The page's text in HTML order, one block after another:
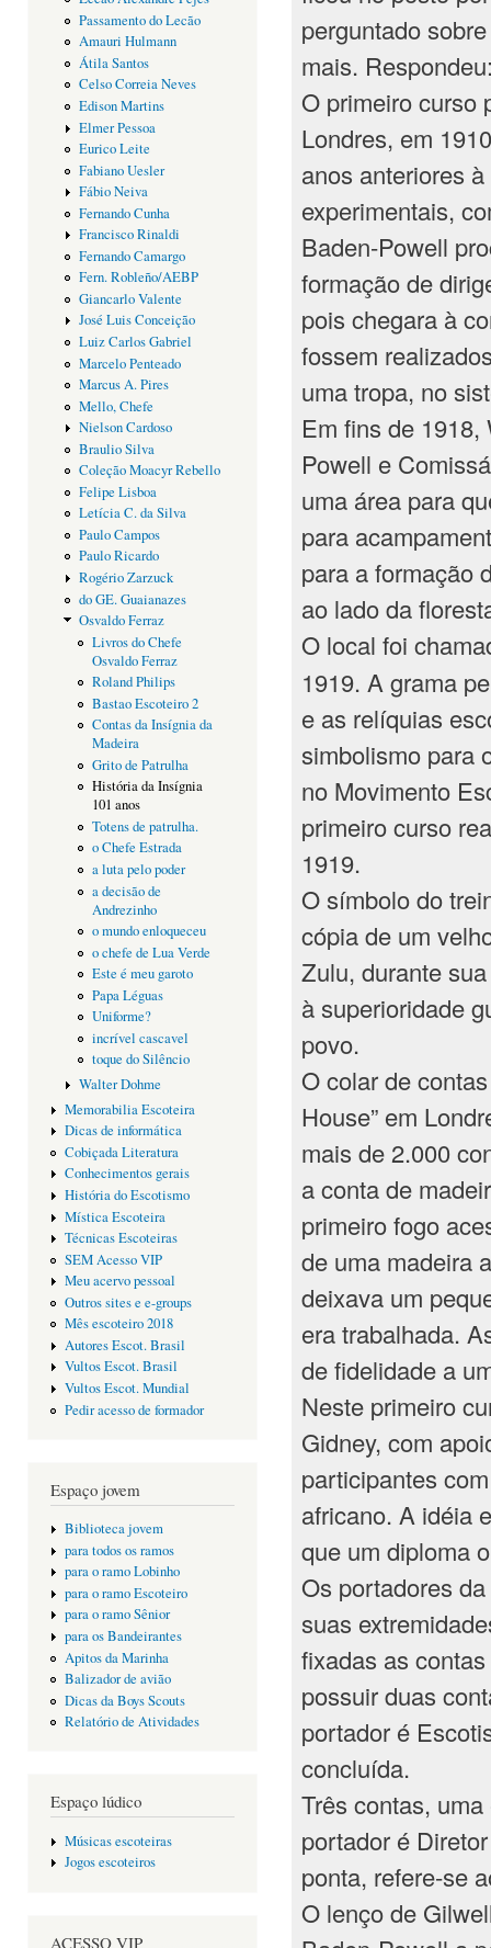
Passamento do Lecão
Amauri Hulmann
Átila Santos
Celso Correia Neves
Edison Martins
Elmer Pessoa
Eurico Leite
Fabiano Uesler
Fábio Neiva
Fernando Cunha
Francisco Rinaldi
Fernando Camargo
Fern. Robleño/AEBP
Giancarlo Valente
José Luis Conceição
Luiz Carlos Gabriel
Marcelo Penteado
Marcus A. Pires
Mello, Chefe
Nielson Cardoso
Braulio Silva
Coleção Moacyr Rebello
Felipe Lisboa
Letícia C. da Silva
Paulo Campos
Paulo Ricardo
Rogério Zarzuck
do GE. Guaianazes
Osvaldo Ferraz
Livros do Chefe
Osvaldo Ferraz
Roland Philips
Bastao Escoteiro 2
Contas da Insígnia da
Madeira
Grito de Patrulha
História da Insígnia
101 anos
Totens de patrulha.
o Chefe Estrada
a luta pelo poder
a decisão de
Andrezinho
o mundo enloqueceu
o chefe de Lua Verde
Este é meu garoto
Papa Léguas
Uniforme?
incrível cascavel
toque do Silêncio
Walter Dohme
Memorabilia Escoteira
Dicas de informática
Cobiçada Literatura
Conhecimentos gerais
História do Escotismo
Mística Escoteira
Técnicas Escoteiras
SEM Acesso VIP
Meu acervo pessoal
Outros sites e e-groups
Mês escoteiro 2018
Autores Escot. Brasil
Vultos Escot. Brasil
Vultos Escot. Mundial
Pedir acesso de formador
Espaço jovem
Biblioteca jovem
para todos os ramos
para o ramo Lobinho
para o ramo Escoteiro
para o ramo Sênior
para os Bandeirantes
Apitos da Marinha
Balizador de avião
Dicas da Boys Scouts
Relatório de Atividades
Espaço lúdico
Músicas escoteiras
Jogos escoteiros
ACESSO VIP
perguntado
mais.
O primeiro curso
Londres, em
anos anteriores
experimentais,
Baden-Powell
formação de
pois chegara à
fossem
uma tropa, no
Em fins de
Powell e
uma área para
para
para a formação
ao lado da
O local foi
1919. A grama
e as relíquias
simbolismo para
no Movimento
primeiro curso
1919.
O símbolo do
cópia de um
Zulu, durante
à superioridade
povo.
O colar de
House” em
mais de 2.000
a conta de
primeiro fogo
de uma madeira
deixava um
era trabalhada.
de fidelidade a
Neste primeiro
Gidney, com
participantes
africano. A idéia
que um diploma
Os portadores
suas
fixadas as
possuir duas
portador é
concluída.
Três contas,
portador é
ponta, refere-se
O lenço de